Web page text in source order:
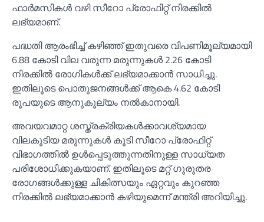
ഫാര്‍മസികള്‍ വഴി സീറോ പ്രോഫിറ്റ് നിരക്കില്‍
ലഭ്യമാണ്.
പദ്ധതി ആരംഭിച്ച്‌ കഴിഞ്ഞ് ഇതുവരെ വിപണിമൂല്യമായി
6.88 കോടി വില വരുന്ന മരുന്നുകള്‍ 2.26 കോടി
നിരക്കില്‍ രോഗികള്‍ക്ക് ലഭ്യമാക്കാന്‍ സാധിച്ചു.
ഇതിലൂടെ പൊതുജനങ്ങള്‍ക്ക് ആകെ 4.62 കോടി
രൂപയുടെ ആനുകൂല്യം നല്‍കാനായി.
അവയവമാറ്റ ശസ്ത്രക്രിയകള്‍ക്കാവശ്യമായ
വിലകൂടിയ മരുന്നുകള്‍ കൂടി സീറോ പ്രോഫിറ്റ്
വിഭാഗത്തില്‍ ഉള്‍പ്പെടുത്തുന്നതിനുള്ള സാധ്യത
പരിശോധിക്കുകയാണ്. ഇതിലൂടെ മറ്റ് ഗുരുതര
രോഗങ്ങള്‍ക്കുള്ള ചികിത്സയും ഏറ്റവും കുറഞ്ഞ
നിരക്കില്‍ ലഭ്യമാക്കാന്‍ കഴിയുമെന്ന് മന്ത്രി അറിയിച്ചു.